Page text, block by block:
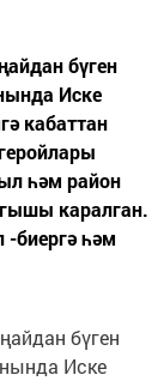
бүген
Иске
кабаттан
һәм район
каралган.
биергә һәм
бүген
Иске